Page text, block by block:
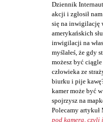
Dziennik
akcji i zgłosił
się na inwigilację
amerykańskich
inwigilacji na
myślałeś, że gdy
możesz być
człowieka ze
biurku i pije
kamer może być
spojrzysz na
Polecamy artykuł
pod kamerą,